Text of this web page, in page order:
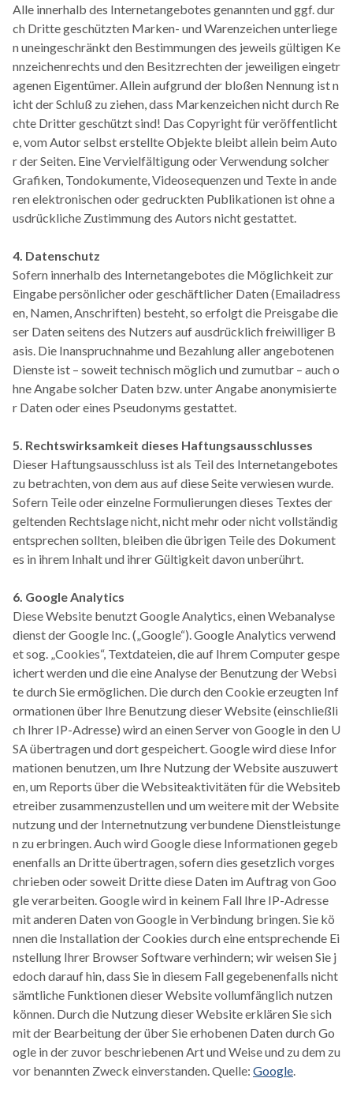
Alle innerhalb des Internetangebotes genannten und ggf. dur
ch Dritte geschützten Marken- und Warenzeichen unterliege
n uneingeschränkt den Bestimmungen des jeweils gültigen Ke
nnzeichenrechts und den Besitzrechten der jeweiligen eingetr
agenen Eigentümer. Allein aufgrund der bloßen Nennung ist n
icht der Schluß zu ziehen, dass Markenzeichen nicht durch Re
chte Dritter geschützt sind! Das Copyright für veröffentlicht
e, vom Autor selbst erstellte Objekte bleibt allein beim Auto
r der Seiten. Eine Vervielfältigung oder Verwendung solcher
Grafiken, Tondokumente, Videosequenzen und Texte in ande
ren elektronischen oder gedruckten Publikationen ist ohne a
usdrückliche Zustimmung des Autors nicht gestattet.
4. Datenschutz
Sofern innerhalb des Internetangebotes die Möglichkeit zur
Eingabe persönlicher oder geschäftlicher Daten (Emailadress
en, Namen, Anschriften) besteht, so erfolgt die Preisgabe die
ser Daten seitens des Nutzers auf ausdrücklich freiwilliger B
asis. Die Inanspruchnahme und Bezahlung aller angebotenen
Dienste ist – soweit technisch möglich und zumutbar – auch o
hne Angabe solcher Daten bzw. unter Angabe anonymisierte
r Daten oder eines Pseudonyms gestattet.
5. Rechtswirksamkeit dieses Haftungsausschlusses
Dieser Haftungsausschluss ist als Teil des Internetangebotes
zu betrachten, von dem aus auf diese Seite verwiesen wurde.
Sofern Teile oder einzelne Formulierungen dieses Textes der
geltenden Rechtslage nicht, nicht mehr oder nicht vollständig
entsprechen sollten, bleiben die übrigen Teile des Dokument
es in ihrem Inhalt und ihrer Gültigkeit davon unberührt.
6. Google Analytics
Diese Website benutzt Google Analytics, einen Webanalyse
dienst der Google Inc. („Google“). Google Analytics verwend
et sog. „Cookies“, Textdateien, die auf Ihrem Computer gespe
ichert werden und die eine Analyse der Benutzung der Websi
te durch Sie ermöglichen. Die durch den Cookie erzeugten Inf
ormationen über Ihre Benutzung dieser Website (einschließli
ch Ihrer IP-Adresse) wird an einen Server von Google in den U
SA übertragen und dort gespeichert. Google wird diese Infor
mationen benutzen, um Ihre Nutzung der Website auszuwert
en, um Reports über die Websiteaktivitäten für die Websiteb
etreiber zusammenzustellen und um weitere mit der Website
nutzung und der Internetnutzung verbundene Dienstleistunge
n zu erbringen. Auch wird Google diese Informationen gegeb
enenfalls an Dritte übertragen, sofern dies gesetzlich vorges
chrieben oder soweit Dritte diese Daten im Auftrag von Goo
gle verarbeiten. Google wird in keinem Fall Ihre IP-Adresse
mit anderen Daten von Google in Verbindung bringen. Sie kö
nnen die Installation der Cookies durch eine entsprechende Ei
nstellung Ihrer Browser Software verhindern; wir weisen Sie j
edoch darauf hin, dass Sie in diesem Fall gegebenenfalls nicht
sämtliche Funktionen dieser Website vollumfänglich nutzen
können. Durch die Nutzung dieser Website erklären Sie sich
mit der Bearbeitung der über Sie erhobenen Daten durch Go
ogle in der zuvor beschriebenen Art und Weise und zu dem zu
vor benannten Zweck einverstanden. Quelle: Google